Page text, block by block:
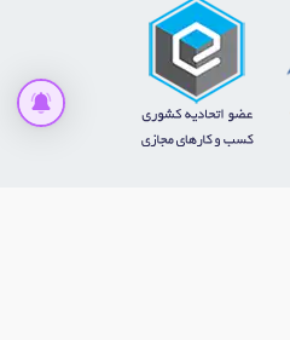
افزودن به سبد خرید